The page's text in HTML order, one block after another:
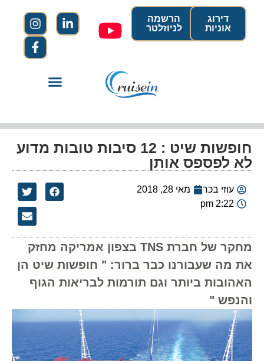
הרשמה
לניוזלטר
דירוג
אוניות
חופשות שיט : 12 סיבות טובות מדוע
לא לפספס אותן
עוזי בכר
מאי 28, 2018
2:22 pm
מחקר של חברת TNS בצפון אמריקה מחזק
את מה שעבורנו כבר ברור: " חופשות שיט הן
האהובות ביותר וגם תורמות לבריאות הגוף
והנפש "